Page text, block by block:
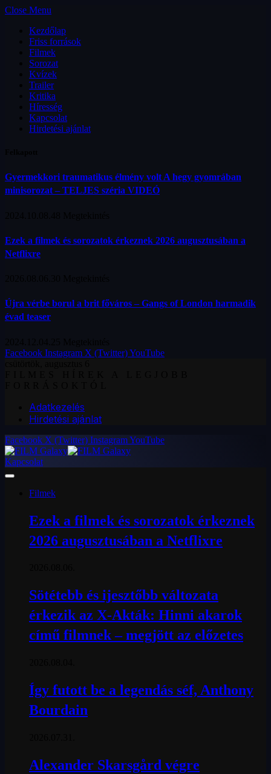
Close Menu
Kezdőlap
Friss források
Filmek
Sorozat
Kvízek
Trailer
Kritika
Híresség
Kapcsolat
Hirdetési ajánlat
Gyermekkori traumatikus élmény volt A hegy gyomrában
minisorozat – TELJES széria VIDEÓ
Ezek a filmek és sorozatok érkeznek 2026 augusztusában a
Netflixre
Újra vérbe borul a brit főváros – Gangs of London harmadik
évad teaser
Facebook Instagram X (Twitter)YouTube
Adatkezelés
Hirdetési ajánlat
Facebook X (Twitter) InstagramYouTube
Kapcsolat
Filmek
Ezek a filmek és sorozatok érkeznek
2026 augusztusában a Netflixre
Sötétebb és ijesztőbb változata
érkezik az X-Akták: Hinni akarok
című filmnek – megjött az előzetes
Így futott be a legendás séf, Anthony
Bourdain
Alexander Skarsgård végre